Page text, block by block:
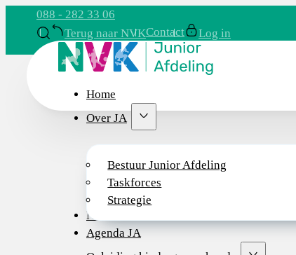
088 - 282 33 06
Terug naar NVKContact Log in
Home
Over JA
Bestuur Junior Afdeling
Taskforces
Strategie
Nieuws
Agenda JA